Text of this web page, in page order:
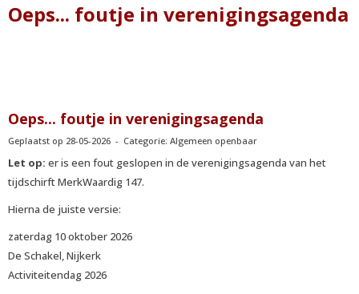
Oeps... foutje in verenigingsagenda
Oeps... foutje in verenigingsagenda
Geplaatst op 28-05-2026 - Categorie: Algemeen openbaar
Let op: er is een fout geslopen in de verenigingsagenda van het
tijdschirft MerkWaardig 147.
Hierna de juiste versie:
zaterdag 10 oktober 2026
De Schakel, Nijkerk
Activiteitendag 2026